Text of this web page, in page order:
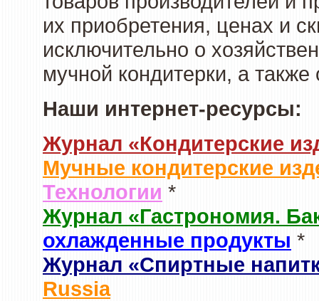
их приобретения, ценах и
исключительно о
мучной кондитерки, а
Наши интернет-ресурсы:
Журнал «Кондитерские
Мучные кондитерские
Технологии *
Журнал «Гастрономия.
охлажденные продукты *
Журнал «Спиртные
Russia